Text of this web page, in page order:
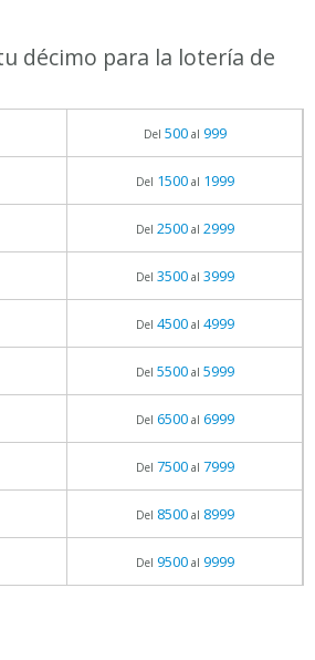
décimo para la lotería de
Del 500al 999
Del 1500al 1999
Del 2500al 2999
Del 3500al 3999
Del 4500al 4999
Del 5500al 5999
Del 6500al 6999
Del 7500al 7999
Del 8500al 8999
Del 9500al 9999